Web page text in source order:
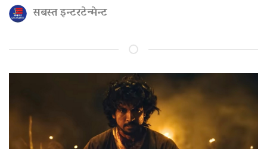
सबस्त इन्टरटेन्मेन्ट